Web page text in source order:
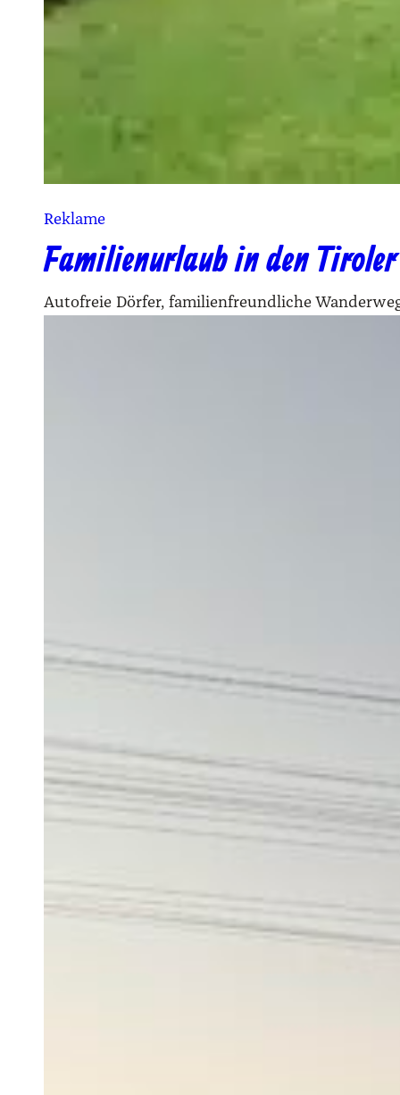
Reklame
Familienurlaub in den
Autofreie Dörfer, familienfreundliche